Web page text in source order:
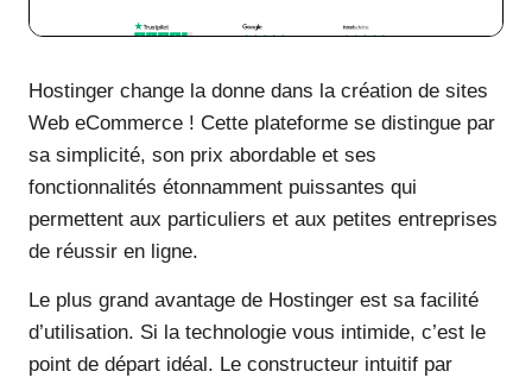
Hostinger change la donne dans la création de sites
Web eCommerce ! Cette plateforme se distingue par
sa simplicité, son prix abordable et ses
fonctionnalités étonnamment puissantes qui
permettent aux particuliers et aux petites entreprises
de réussir en ligne.
Le plus grand avantage de Hostinger est sa facilité
d’utilisation. Si la technologie vous intimide, c’est le
point de départ idéal. Le constructeur intuitif par